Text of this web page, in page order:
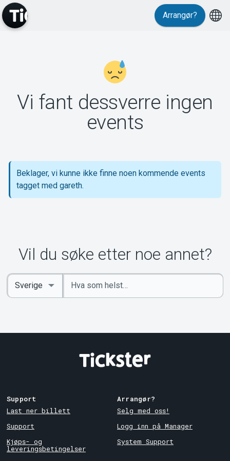
Support
Om Tickster
Arrangør?
Vi fant dessverre ingen
events
Beklager, vi kunne ikke finne noen kommende events
tagget med gareth.
Vil du søke etter noe annet?
Angi
nøkkelord
Select
Country
Support
Last ner billett
Support
Kjøps- og
leveringsbetingelser
Arrangør?
Selg med oss!
Logg inn på Manager
System Support